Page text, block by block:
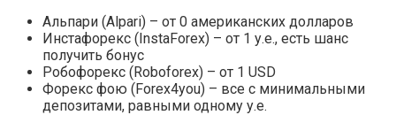
Альпари (Alpari) – от 0 американских долларов
Инстафорекс (InstaForex) – от 1 у.е., есть шанс
получить бонус
Робофорекс (Roboforex) – от 1 USD
Форекс фою (Forex4you) – все с минимальными
депозитами, равными одному у.е.